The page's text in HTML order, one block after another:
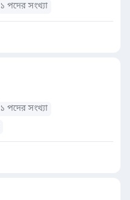
১ পদের সংখ্যা
১ পদের সংখ্যা